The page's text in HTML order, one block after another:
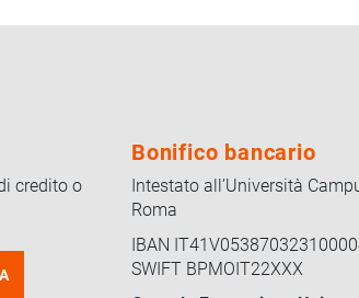
credito o
Bonifico bancario
Intestato all’Università
Roma
IBAN
SWIFT BPMOIT22XXX